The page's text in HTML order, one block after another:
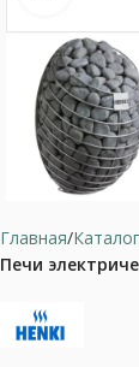
Главная
Печи